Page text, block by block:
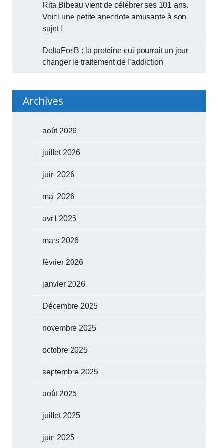
Rita Bibeau vient de célébrer ses 101 ans.
Voici une petite anecdote amusante à son
sujet !
DeltaFosB : la protéine qui pourrait un jour
changer le traitement de l’addiction
Archives
août 2026
juillet 2026
juin 2026
mai 2026
avril 2026
mars 2026
février 2026
janvier 2026
Décembre 2025
novembre 2025
octobre 2025
septembre 2025
août 2025
juillet 2025
juin 2025